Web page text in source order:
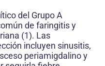
del Grupo A
de faringitis y
(1). Las
incluyen sinusitis,
periamigdalino y